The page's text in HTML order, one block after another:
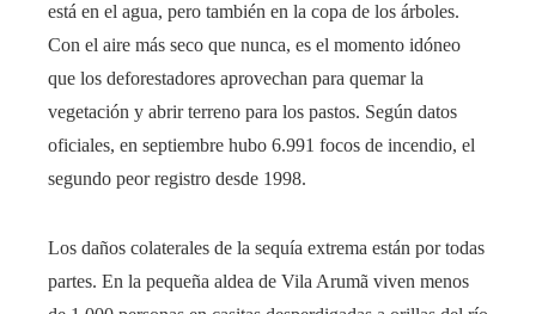
está en el agua, pero también en la copa de los árboles.
Con el aire más seco que nunca, es el momento idóneo
que los deforestadores aprovechan para quemar la
vegetación y abrir terreno para los pastos. Según datos
oficiales, en septiembre hubo 6.991 focos de incendio, el
segundo peor registro desde 1998.
Los daños colaterales de la sequía extrema están por todas
partes. En la pequeña aldea de Vila Arumã viven menos